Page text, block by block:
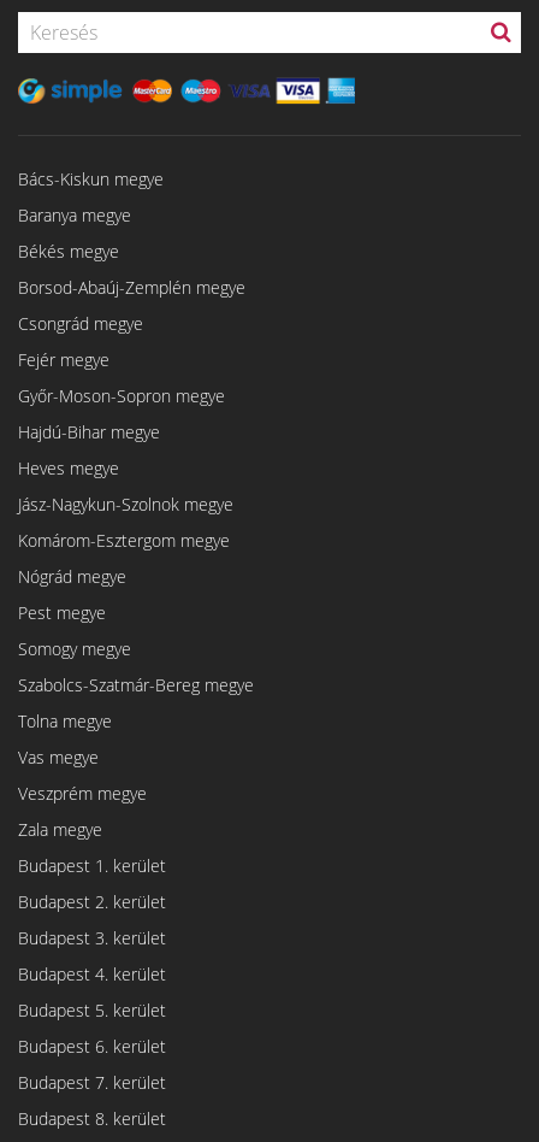
Bács-Kiskun megye
Baranya megye
Békés megye
Borsod-Abaúj-Zemplén megye
Csongrád megye
Fejér megye
Győr-Moson-Sopron megye
Hajdú-Bihar megye
Heves megye
Jász-Nagykun-Szolnok megye
Komárom-Esztergom megye
Nógrád megye
Pest megye
Somogy megye
Szabolcs-Szatmár-Bereg megye
Tolna megye
Vas megye
Veszprém megye
Zala megye
Budapest 1. kerület
Budapest 2. kerület
Budapest 3. kerület
Budapest 4. kerület
Budapest 5. kerület
Budapest 6. kerület
Budapest 7. kerület
Budapest 8. kerület